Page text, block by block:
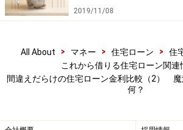
2019/11/08
All About > マネー > 住宅ローン > 住
これから借りる住宅ローン関連
間違えだらけの住宅ローン金利比較（2） 魔
何？